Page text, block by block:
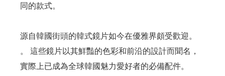
同的款式。
源自韓國街頭的韓式鏡片如今在優雅界頗受歡迎。
。 這些鏡片以其鮮豔的色彩和前沿的設計而聞名，
實際上已成為全球韓國魅力愛好者的必備配件。